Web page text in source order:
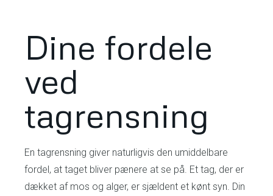
Dine fordele
ved
tagrensning
En tagrensning giver naturligvis den umiddelbare
fordel, at taget bliver pænere at se på. Et tag, der er
dækket af mos og alger, er sjældent et kønt syn. Din